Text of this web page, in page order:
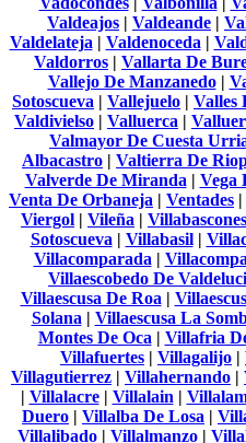
Valdeajos | Valdeande |
Valdelateja| Valdenoceda|
Valdorros | Vallarta De
Vallejo De Manzanedo|
Sotoscueva | Vallejuelo | Valles
Valdivielso | Valluerca |
Valmayor De Cuesta
Albacastro | Valtierra De
Valverde De Miranda| Vega
Venta De Orbaneja | Ventades |
Viergol | Vileña |
Sotoscueva| Villabasil|
Villacomparada|
Villaescobedo De
Villaescusa De Roa|
Solana| Villaescusa La
Montes De Oca| Villafria
Villafuertes | Villagalijo |
Villagutierrez | Villahernando |
| Villalacre| Villalain|
Duero | Villalba De Losa |
Villalibado | Villalmanzo |